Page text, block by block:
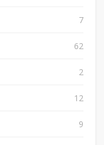
7
62
2
12
9